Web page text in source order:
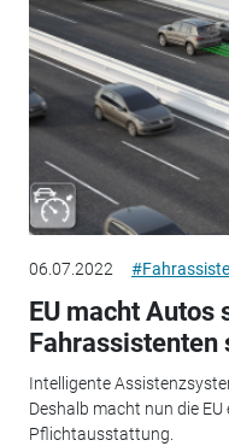
06.07.2022
EU macht Autos
Intelligente
Deshalb macht nun die
Pflichtausstattung.